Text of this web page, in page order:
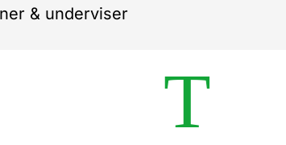
& underviser
T